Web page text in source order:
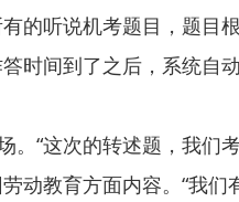
的听说机考题目，题目
时间到了之后，系统自
“这次的转述题，我们
动教育方面内容。“我